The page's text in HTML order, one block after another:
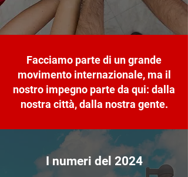
Facciamo parte di un grande
movimento internazionale, ma il
nostro impegno parte da qui: dalla
nostra città, dalla nostra gente.
I numeri del 2024